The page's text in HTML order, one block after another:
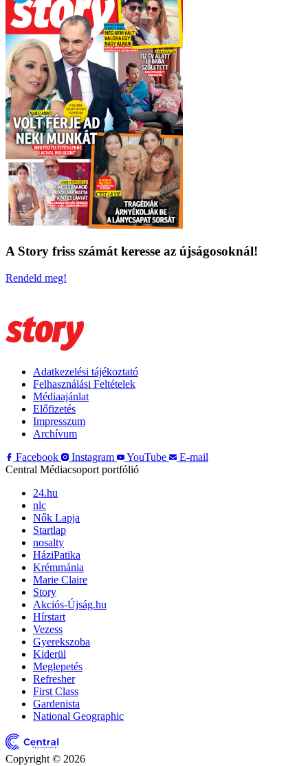
A Story friss számát keresse az újságosoknál!
Rendeld meg!
Adatkezelési tájékoztató
Felhasználási Feltételek
Médiaajánlat
Előfizetés
Impresszum
Archívum
Facebook
Instagram YouTube
E-mail
Central Médiacsoport portfólió
24.hu
nlc
Nők Lapja
Startlap
nosalty
HáziPatika
Krémmánia
Marie Claire
Story
Akciós-Újság.hu
Hírstart
Vezess
Gyerekszoba
Kiderül
Meglepetés
Refresher
First Class
Gardenista
National Geographic
Copyright © 2026